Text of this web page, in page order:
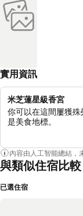
實用資訊
米芝蓮星級香宮
你可以在這間屢獲
是美食地標。
內容由人工智能總結，
與類似住宿比較
已選住宿